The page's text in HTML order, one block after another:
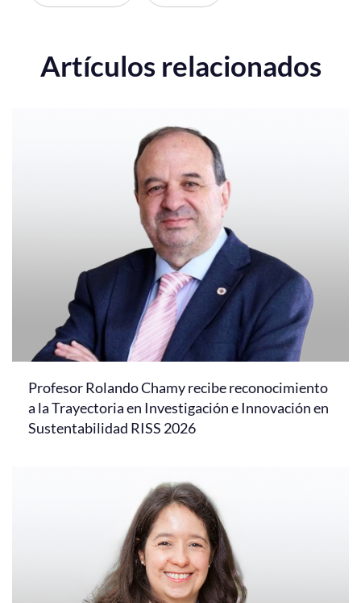
Artículos relacionados
Profesor Rolando Chamy recibe reconocimiento
a la Trayectoria en Investigación e Innovación en
Sustentabilidad RISS 2026